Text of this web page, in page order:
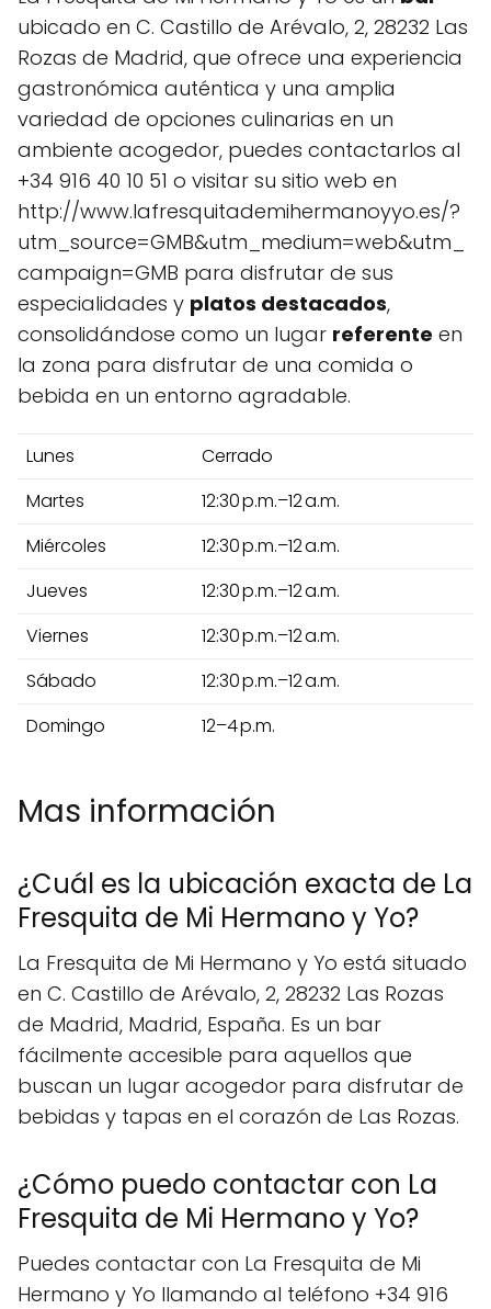
ubicado en C. Castillo de Arévalo, 2, 28232 Las
Rozas de Madrid, que ofrece una experiencia
gastronómica auténtica y una amplia
variedad de opciones culinarias en un
ambiente acogedor, puedes contactarlos al
+34 916 40 10 51 o visitar su sitio web en
http://www.lafresquitademihermanoyyo.es/?
utm_source=GMB&utm_medium=web&utm_
campaign=GMB para disfrutar de sus
especialidades y platos destacados,
consolidándose como un lugar referente en
la zona para disfrutar de una comida o
bebida en un entorno agradable.
Lunes
Cerrado
Martes
12:30 p.m.–12 a.m.
Miércoles
12:30 p.m.–12 a.m.
Jueves
12:30 p.m.–12 a.m.
Viernes
12:30 p.m.–12 a.m.
Sábado
12:30 p.m.–12 a.m.
Domingo
12–4 p.m.
Mas información
¿Cuál es la ubicación exacta de La
Fresquita de Mi Hermano y Yo?
La Fresquita de Mi Hermano y Yo está situado
en C. Castillo de Arévalo, 2, 28232 Las Rozas
de Madrid, Madrid, España. Es un bar
fácilmente accesible para aquellos que
buscan un lugar acogedor para disfrutar de
bebidas y tapas en el corazón de Las Rozas.
¿Cómo puedo contactar con La
Fresquita de Mi Hermano y Yo?
Puedes contactar con La Fresquita de Mi
Hermano y Yo llamando al teléfono +34 916